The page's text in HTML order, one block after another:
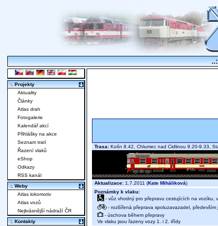
Trasa: Kolín 8.42, Chlumec nad Cidlinou 9.20-9.33,
Aktualizace: 1.7.2011 (Kate Miháliková)
Poznámky k vlaku:
- vůz vhodný pro přepravu cestujících na vozíku,
- rozšířená přeprava spoluzavazadel, především
- úschova během přepravy
Ve vlaku jsou řazeny vozy 1. i 2. třídy
:. Projekty
Aktuality
Články
Atlas drah
Fotogalerie
Kalendář akcí
Přihlášky na akce
Seznam tratí
Řazení vlaků
eShop
Odkazy
RSS kanál
:. Weby
Atlas lokomotiv
Atlas vozů
Nejkrásnější nádraží ČR
:. Kontakty